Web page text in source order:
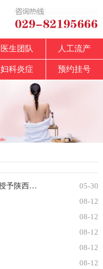
医生团队 人工流产
妇科炎症 预约挂号
05-30
热烈祝贺陕西天伦不孕不育医院被授予陕西省中
08-12
08-12
08-12
08-12
08-12